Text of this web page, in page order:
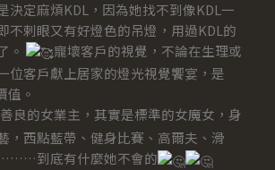
決定麻煩KDL，因為她找不到像KDL一
不剌眼又有好燈色的吊燈，用過KDL的
。
寵壞客戶的視覺，不論在生理或
位客戶獻上居家的燈光視覺饗宴，是
值。
良的女業主，其實是標準的女魔女，身
，西點藍帶、健身比賽、高爾夫、滑
到底有什麼她不會的